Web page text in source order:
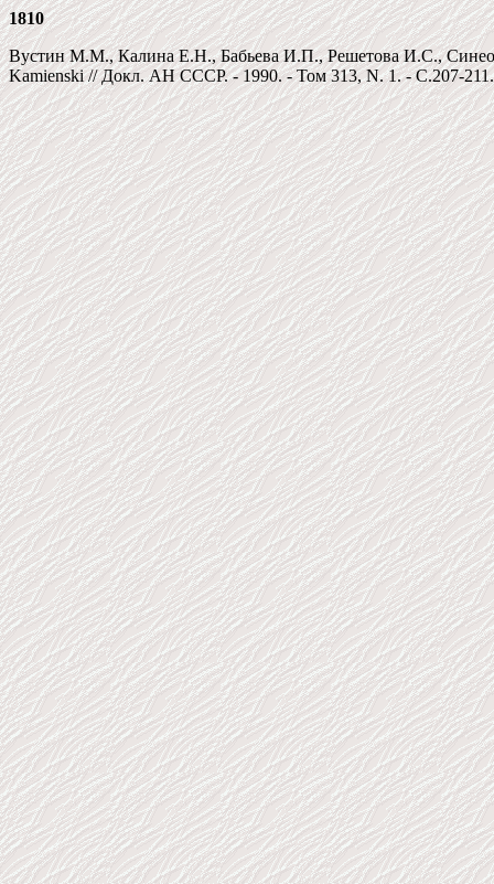
1810
Вустин М.М., Калина Е.Н., Бабьева И.П., Решетова И.С.,
Kamienski // Докл. АН СССР. - 1990. - Том 313, N. 1. - C.207-